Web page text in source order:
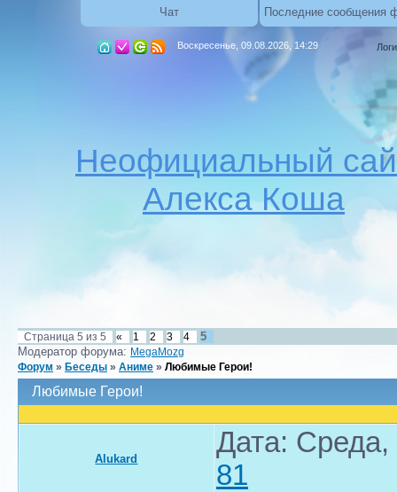
Чат Последние сообщения
Воскресенье, 09.08.2026, 14:29
Неофициальный
Алекса Коша
Страница 5 из 5 « 1 2 3 4
5
Модератор форума: MegaMozg
Форум » Беседы » Аниме » Любимые Герои!
Любимые Герои!
Alukard
Дата:
81